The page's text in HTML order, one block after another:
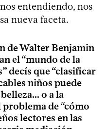
entendiendo, nos
nueva faceta.
de Walter Benjamin
el “mundo de la
decís que “clasificar
niños puede
o a la
problema de “cómo
lectores en las